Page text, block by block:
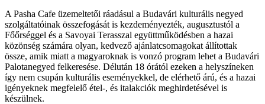
A Pasha Cafe üzemeltetői ráadásul a Budavári kulturális negyed
szolgáltatóinak összefogását is kezdeményezték, augusztustól a
Főőrséggel és a Savoyai Terasszal együttműködésben a hazai
közönség számára olyan, kedvező ajánlatcsomagokat állítottak
össze, amik miatt a magyaroknak is vonzó program lehet a Budavári
Palotanegyed felkeresése. Délután 18 órától ezeken a helyszíneken
így nem csupán kulturális eseményekkel, de elérhető árú, és a hazai
igényeknek megfelelő étel-, és italakciók meghirdetésével is
készülnek.